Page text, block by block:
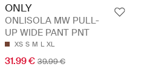
ONLY
ONLISOLA MW PULL-
UP WIDE PANT PNT
XS S M L XL
31.99 € 39.99 €